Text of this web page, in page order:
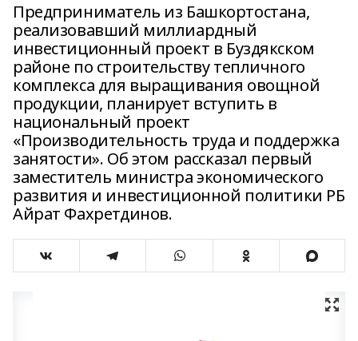
Предприниматель из Башкортостана,
реализовавший миллиардный
инвестиционный проект в Буздякском
районе по строительству тепличного
комплекса для выращивания овощной
продукции, планирует вступить в
национальный проект
«Производительность труда и поддержка
занятости». Об этом рассказал первый
заместитель министра экономического
развития и инвестиционной политики РБ
Айрат Фахретдинов.